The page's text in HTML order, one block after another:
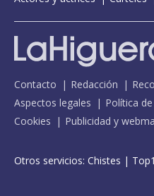
Contacto Redacción
Aspectos legales
Política
Cookies
Publicidad y
Otros servicios: Chistes |